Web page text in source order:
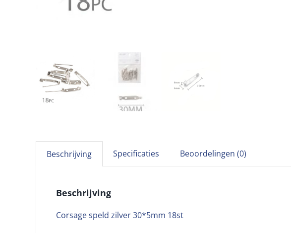
Beschrijving Specificaties Beoordelingen (0)
Beschrijving
Corsage speld zilver 30*5mm 18st